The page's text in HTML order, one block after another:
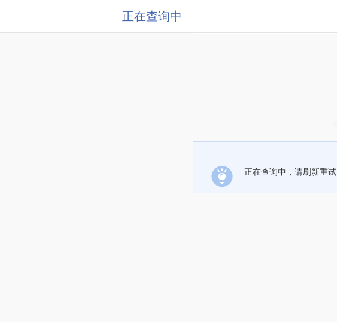
正在查询中
正在查询中，请刷新重试